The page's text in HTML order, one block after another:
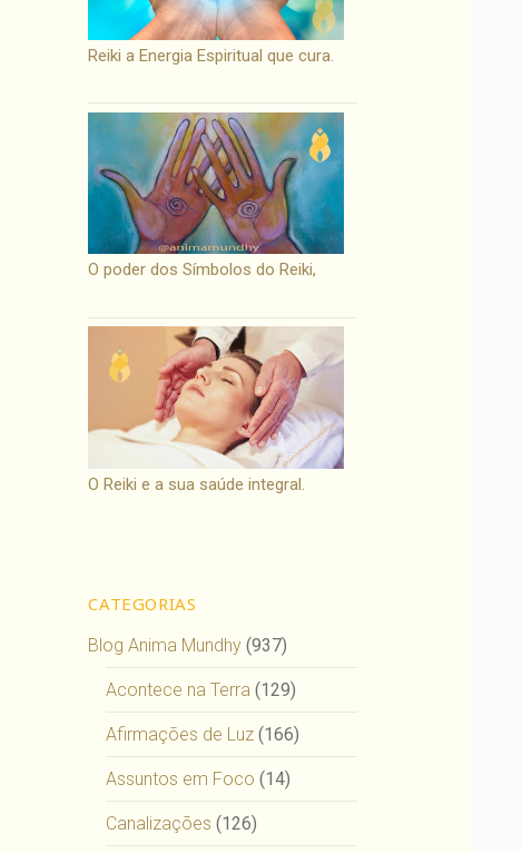
Reiki a Energia Espiritual que cura.
O poder dos Símbolos do Reiki,
O Reiki e a sua saúde integral.
CATEGORIAS
Blog Anima Mundhy (937)
Acontece na Terra (129)
Afirmações de Luz (166)
Assuntos em Foco (14)
Canalizações (126)